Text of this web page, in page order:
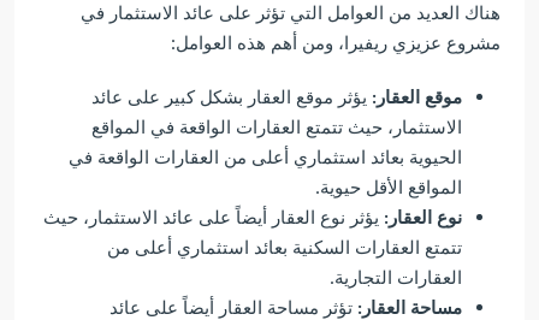
هناك العديد من العوامل التي تؤثر على عائد الاستثمار في
مشروع عزيزي ريفيرا، ومن أهم هذه العوامل:
موقع العقار: يؤثر موقع العقار بشكل كبير على عائد
الاستثمار، حيث تتمتع العقارات الواقعة في المواقع
الحيوية بعائد استثماري أعلى من العقارات الواقعة في
المواقع الأقل حيوية.
نوع العقار: يؤثر نوع العقار أيضاً على عائد الاستثمار، حيث
تتمتع العقارات السكنية بعائد استثماري أعلى من
العقارات التجارية.
مساحة العقار: تؤثر مساحة العقار أيضاً على عائد